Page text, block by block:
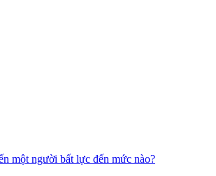
một người bất lực đến mức nào?